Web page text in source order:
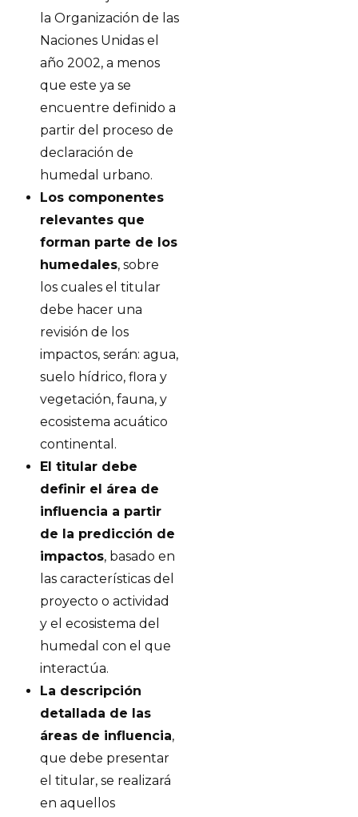
la Organización de las
Naciones Unidas el
año 2002, a menos
que este ya se
encuentre definido a
partir del proceso de
declaración de
humedal urbano.
Los componentes
relevantes que
forman parte de los
humedales, sobre
los cuales el titular
debe hacer una
revisión de los
impactos, serán: agua,
suelo hídrico, flora y
vegetación, fauna, y
ecosistema acuático
continental.
El titular debe
definir el área de
influencia a partir
de la predicción de
impactos, basado en
las características del
proyecto o actividad
y el ecosistema del
humedal con el que
interactúa.
La descripción
detallada de las
áreas de influencia,
que debe presentar
el titular, se realizará
en aquellos